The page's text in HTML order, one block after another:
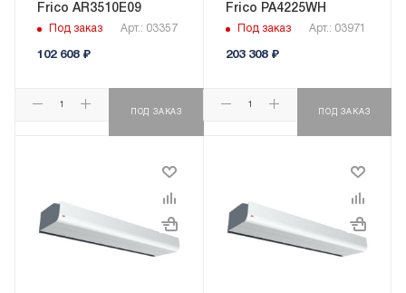
Frico AR3510E09
Под заказ Арт.: 03357
102 608₽
ПОД ЗАКАЗ
Frico PA4225WH
Под заказ Арт.: 03971
203 308₽
ПОД ЗАКАЗ